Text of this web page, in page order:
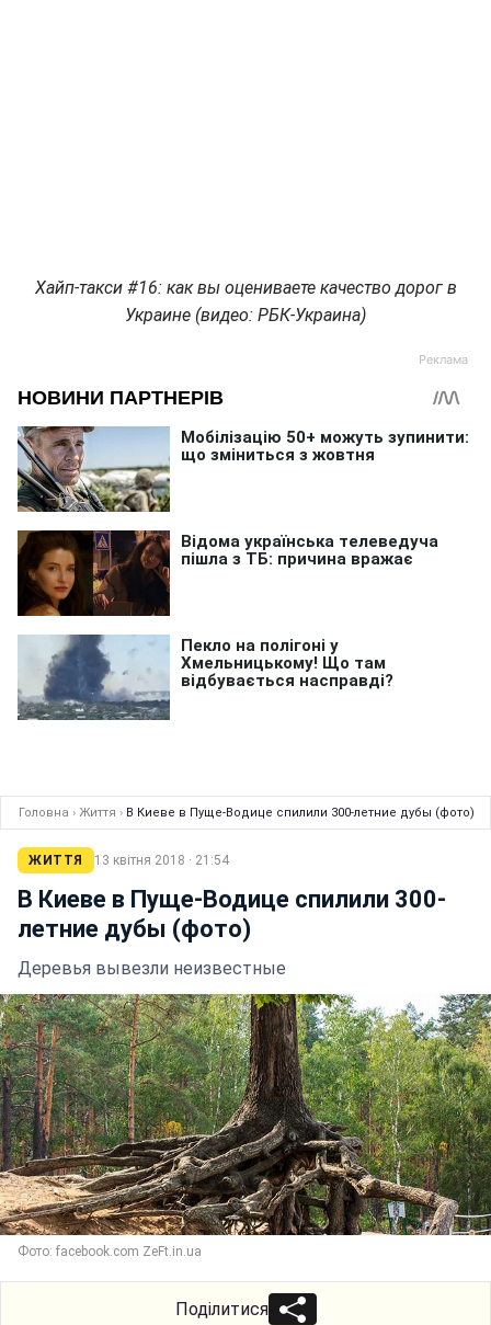
Хайп-такси #16: как вы оцениваете качество дорог в
Украине (видео: РБК-Украина)
Головна › Життя › В Киеве в Пуще-Водице спилили 300-летние дубы (фото)
ЖИТТЯ 13 квітня 2018 · 21:54
В Киеве в Пуще-Водице спилили 300-
летние дубы (фото)
Деревья вывезли неизвестные
Фото: facebook.com ZeFt.in.ua
Поділитися